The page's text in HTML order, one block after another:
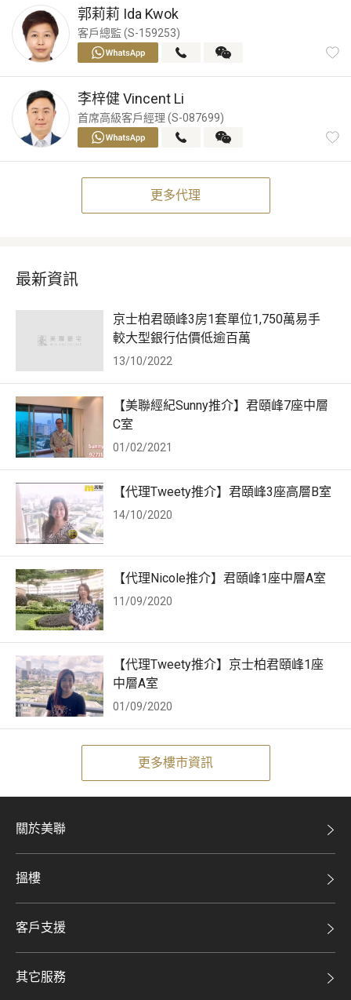
郭莉莉 Ida Kwok
客戶總監 (S-159253)
李梓健Vincent Li
首席高級客戶經理 (S-087699)
更多代理
最新資訊
更多樓市資訊
京士柏君頤峰3房1套單位1,750萬易手
較大型銀行估價低逾百萬
13/10/2022
【美聯經紀Sunny推介】君頤峰7座中層
C室
01/02/2021
【代理Tweety推介】君頤峰3座高層B室
14/10/2020
【代理Nicole推介】君頤峰1座中層A室
11/09/2020
【代理Tweety推介】京士柏君頤峰1座
中層A室
01/09/2020
關於美聯
美聯集團
集團動態
人才招募
網站地圖
搵樓
二手盤
買賣流程
客戶支援
自助放盤
其它服務